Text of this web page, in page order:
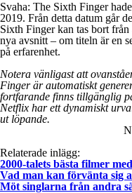
Svaha: The Sixth Finger
2019. Från detta datum går
Sixth Finger kan tas bort
nya avsnitt – om titeln är en
på erfarenhet.
Notera vänligast att
Finger är automatiskt
fortfarande finns tillgänglig
Netflix har ett dynamiskt
ut löpande.
Relaterade inlägg:
2000-talets bästa filmer
Vad man kan förvänta sig
Möt singlarna från andra